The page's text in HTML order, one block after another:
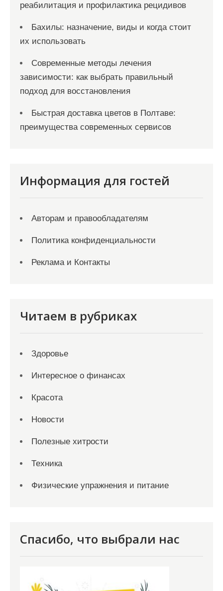
реабилитация и профилактика рецидивов
Бахилы: назначение, виды и когда стоит
их использовать
Современные методы лечения
зависимости: как выбрать правильный
подход для восстановления
Быстрая доставка цветов в Полтаве:
преимущества современных сервисов
Информация для гостей
Авторам и правообладателям
Политика конфиденциальности
Реклама и Контакты
Читаем в рубриках
Здоровье
Интересное о финансах
Красота
Новости
Полезные хитрости
Техника
Физические упражнения и питание
Спасибо, что выбрали нас